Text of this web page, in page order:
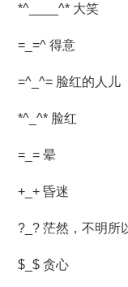
*^____^* 大笑
=_=^ 得意
=^_^= 脸红的人儿
*^_^* 脸红
=_= 晕
+_+ 昏迷
?_? 茫然，不明所
$_$ 贪心